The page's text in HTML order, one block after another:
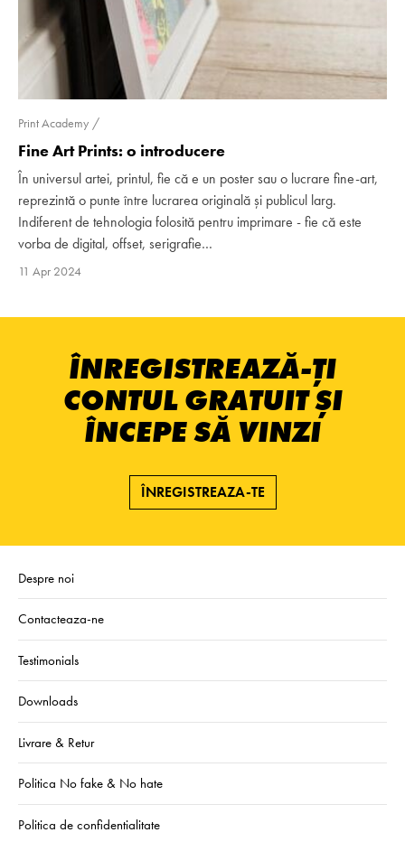
Print Academy
Fine Art Prints: o introducere
În universul artei, printul, fie că e un poster sau o lucrare fine-art,
reprezintă o punte între lucrarea originală și publicul larg.
Indiferent de tehnologia folosită pentru imprimare - fie că este
vorba de digital, offset, serigrafie…
11 Apr 2024
ÎNREGISTREAZĂ-ȚI
CONTUL GRATUIT ȘI
ÎNCEPE SĂ VINZI
ÎNREGISTREAZA-TE
Despre noi
Contacteaza-ne
Testimonials
Downloads
Livrare & Retur
Politica No fake & No hate
Politica de confidentialitate